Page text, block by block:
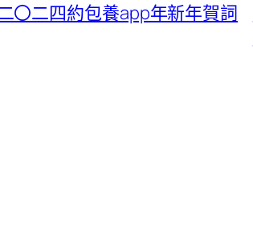
〇二四約包養app年新年賀詞